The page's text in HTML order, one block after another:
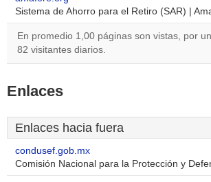
Sistema de Ahorro para el Retiro (SAR) |
En promedio 1,00 páginas son vistas, por
82 visitantes diarios.
Enlaces
Enlaces hacia fuera
condusef.gob.mx
Comisión Nacional para la Protección y